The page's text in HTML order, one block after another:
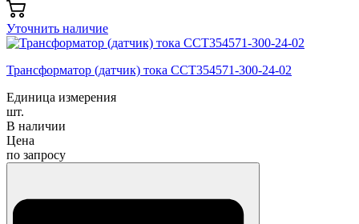
Уточнить наличие
Трансформатор (датчик) тока CCT354571-300-24-02
Единица измерения
шт.
В наличии
Цена
по запросу